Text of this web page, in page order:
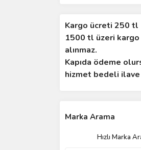
Kargo ücreti 250 tl
1500 tl üzeri
alınmaz.
Kapıda ödeme
hizmet bedeli
Marka Arama
Hızlı Marka